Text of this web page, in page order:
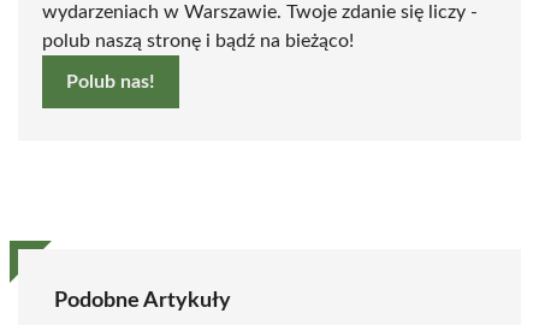
wydarzeniach w Warszawie. Twoje zdanie się liczy -
polub naszą stronę i bądź na bieżąco!
Polub nas!
Podobne Artykuły